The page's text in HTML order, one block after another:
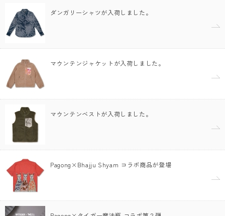
ダンガリーシャツが入荷しました。
マウンテンジャケットが入荷しました。
マウンテンベストが入荷しました。
Pagong×Bhajju Shyam コラボ商品が登場